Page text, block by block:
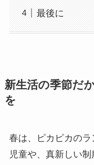
最後に
新生活の季節だ
を
春は、ピカピカの
児童や、真新しい